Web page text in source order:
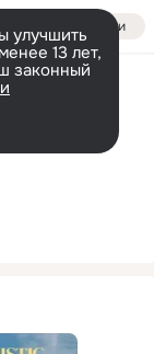
Войти
улучшить
13 лет,
законный